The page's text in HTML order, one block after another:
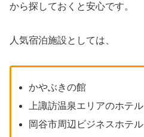
から探しておくと安心です。
人気宿泊施設としては、
かやぶきの館
上諏訪温泉エリアのホテル
岡谷市周辺ビジネスホテル